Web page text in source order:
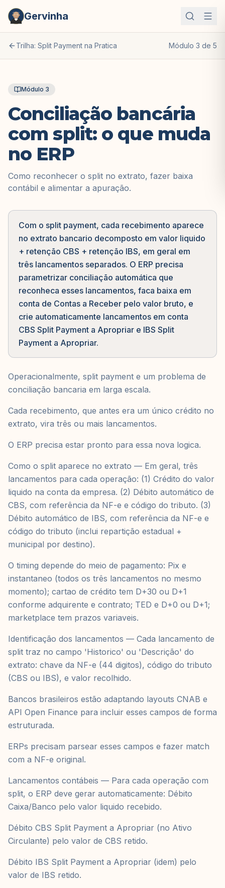
Gervinha
Trilha: Split Payment na Pratica Módulo 3 de 5
Módulo 3
Conciliação bancária
com split: o que muda
no ERP
Como reconhecer o split no extrato, fazer baixa
contábil e alimentar a apuração.
Com o split payment, cada recebimento aparece
no extrato bancario decomposto em valor liquido
+ retenção CBS + retenção IBS, em geral em
três lancamentos separados. O ERP precisa
parametrizar conciliação automática que
reconheca esses lancamentos, faca baixa em
conta de Contas a Receber pelo valor bruto, e
crie automaticamente lancamentos em conta
CBS Split Payment a Apropriar e IBS Split
Payment a Apropriar.
Operacionalmente, split payment e um problema de
conciliação bancaria em larga escala.
Cada recebimento, que antes era um único crédito no
extrato, vira três ou mais lancamentos.
O ERP precisa estar pronto para essa nova logica.
Como o split aparece no extrato — Em geral, três
lancamentos para cada operação: (1) Crédito do valor
liquido na conta da empresa. (2) Débito automático de
CBS, com referência da NF-e e código do tributo. (3)
Débito automático de IBS, com referência da NF-e e
código do tributo (inclui repartição estadual +
municipal por destino).
O timing depende do meio de pagamento: Pix e
instantaneo (todos os três lancamentos no mesmo
momento); cartao de crédito tem D+30 ou D+1
conforme adquirente e contrato; TED e D+0 ou D+1;
marketplace tem prazos variaveis.
Identificação dos lancamentos — Cada lancamento de
split traz no campo 'Historico' ou 'Descrição' do
extrato: chave da NF-e (44 digitos), código do tributo
(CBS ou IBS), e valor recolhido.
Bancos brasileiros estão adaptando layouts CNAB e
API Open Finance para incluir esses campos de forma
estruturada.
ERPs precisam parsear esses campos e fazer match
com a NF-e original.
Lancamentos contábeis — Para cada operação com
split, o ERP deve gerar automaticamente: Débito
Caixa/Banco pelo valor liquido recebido.
Débito CBS Split Payment a Apropriar (no Ativo
Circulante) pelo valor de CBS retido.
Débito IBS Split Payment a Apropriar (idem) pelo
valor de IBS retido.